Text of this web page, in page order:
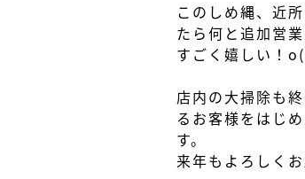
このしめ縄、近
たら何と追加営
すごく嬉しい
店内の大掃除も
るお客様をはじ
す。
来年もよろしく